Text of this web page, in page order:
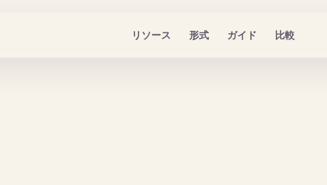
リソース 形式 ガイド 比較